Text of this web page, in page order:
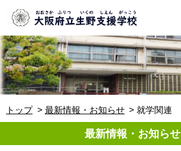
トップ 最新情報・お知らせ 就学関連
最新情報・お知らせ